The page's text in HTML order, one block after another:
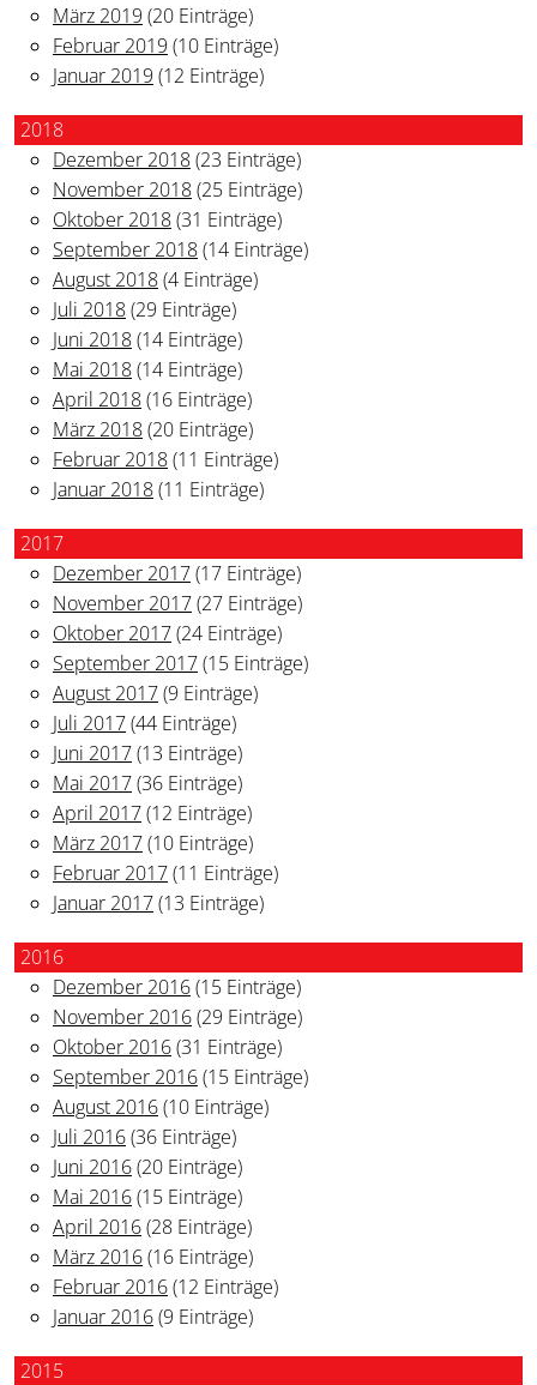
März 2019 (20 Einträge)
Februar 2019 (10 Einträge)
Januar 2019 (12 Einträge)
2018
Dezember 2018(23 Einträge)
November 2018(25 Einträge)
Oktober 2018(31 Einträge)
September 2018(14 Einträge)
August 2018(4 Einträge)
Juli 2018(29 Einträge)
Juni 2018(14 Einträge)
Mai 2018(14 Einträge)
April 2018(16 Einträge)
März 2018(20 Einträge)
Februar 2018(11 Einträge)
Januar 2018(11 Einträge)
2017
Dezember 2017(17 Einträge)
November 2017(27 Einträge)
Oktober 2017(24 Einträge)
September 2017(15 Einträge)
August 2017(9 Einträge)
Juli 2017(44 Einträge)
Juni 2017(13 Einträge)
Mai 2017(36 Einträge)
April 2017(12 Einträge)
März 2017(10 Einträge)
Februar 2017(11 Einträge)
Januar 2017(13 Einträge)
2016
Dezember 2016(15 Einträge)
November 2016(29 Einträge)
Oktober 2016(31 Einträge)
September 2016(15 Einträge)
August 2016(10 Einträge)
Juli 2016(36 Einträge)
Juni 2016(20 Einträge)
Mai 2016(15 Einträge)
April 2016(28 Einträge)
März 2016(16 Einträge)
Februar 2016(12 Einträge)
Januar 2016(9 Einträge)
2015